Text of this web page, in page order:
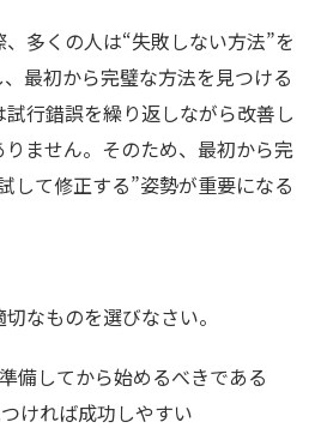
、多くの人は“失敗しない方法”を
最初から完璧な方法を見つける
行錯誤を繰り返しながら改善し
ません。そのため、最初から完
して修正する”姿勢が重要になる
なものを選びなさい。
備してから始めるべきである
ければ成功しやすい